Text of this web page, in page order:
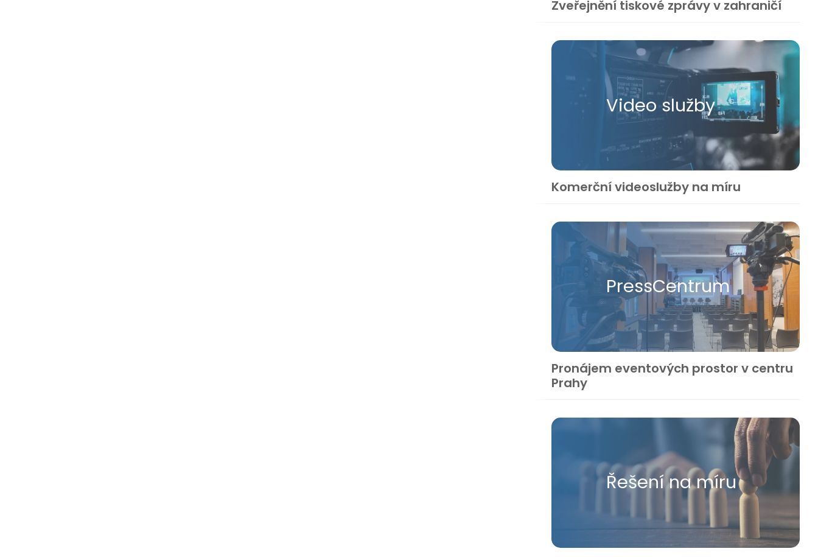
Zveřejnění tiskové zprávy v zahraničí
Video služby
Komerční videoslužby na míru
Press​Centrum
Pronájem eventových prostor v centru
Prahy
Řešení na míru